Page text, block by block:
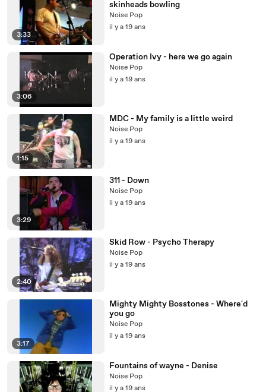
3:33
skinheads bowling
Noise Pop
il y a 19 ans
3:06
Operation Ivy - here we go again
Noise Pop
il y a 19 ans
1:15
MDC - My family is a little weird
Noise Pop
il y a 19 ans
3:29
311 - Down
Noise Pop
il y a 19 ans
2:40
Skid Row - Psycho Therapy
Noise Pop
il y a 19 ans
3:17
Mighty Mighty Bosstones - Where'd
you go
Noise Pop
il y a 19 ans
Fountains of wayne - Denise
Noise Pop
il y a 19 ans